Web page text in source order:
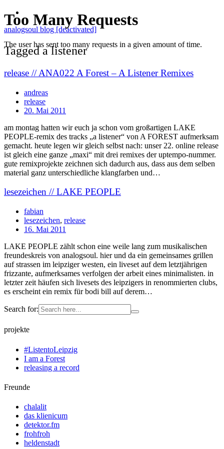
analogsoul blog [deactivated]
Tagged a listener
release // ANA022 A Forest – A Listener Remixes
andreas
release
20. Mai 2011
am montag hatten wir euch ja schon vom großartigen LAKE
PEOPLE-remix des tracks „a listener“ von A FOREST aufmerksam
gemacht. heute legen wir gleich selbst nach: unser 22. online release
ist gleich eine ganze „maxi“ mit drei remixes der uptempo-nummer.
gute remixprojekte zeichnen sich dadurch aus, dass aus dem selben
material ganz unterschiedliche klangfarben und…
lesezeichen // LAKE PEOPLE
fabian
lesezeichen, release
16. Mai 2011
LAKE PEOPLE zählt schon eine weile lang zum musikalischen
freundeskreis von analogsoul. hier und da ein gemeinsames grillen
auf strassen im leipziger westen, ein liveset auf dem letztjährigen
frizzante, aufmerksames verfolgen der arbeit eines minimalisten. in
letzter zeit häufen sich livesets des leipzigers in renommierten clubs,
es erscheint ein remix für bodi bill auf derem…
Search for:
projekte
#ListentoLeipzig
I am a Forest
releasing a record
Freunde
chalalit
das klienicum
detektor.fm
frohfroh
heldenstadt